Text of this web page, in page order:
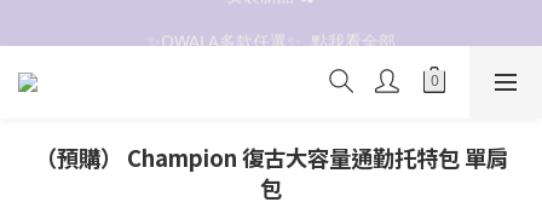
抗UV 50+防曬外套 $299🧊🧊
（預購） Champion 復古大容量通勤托特包 單肩
包